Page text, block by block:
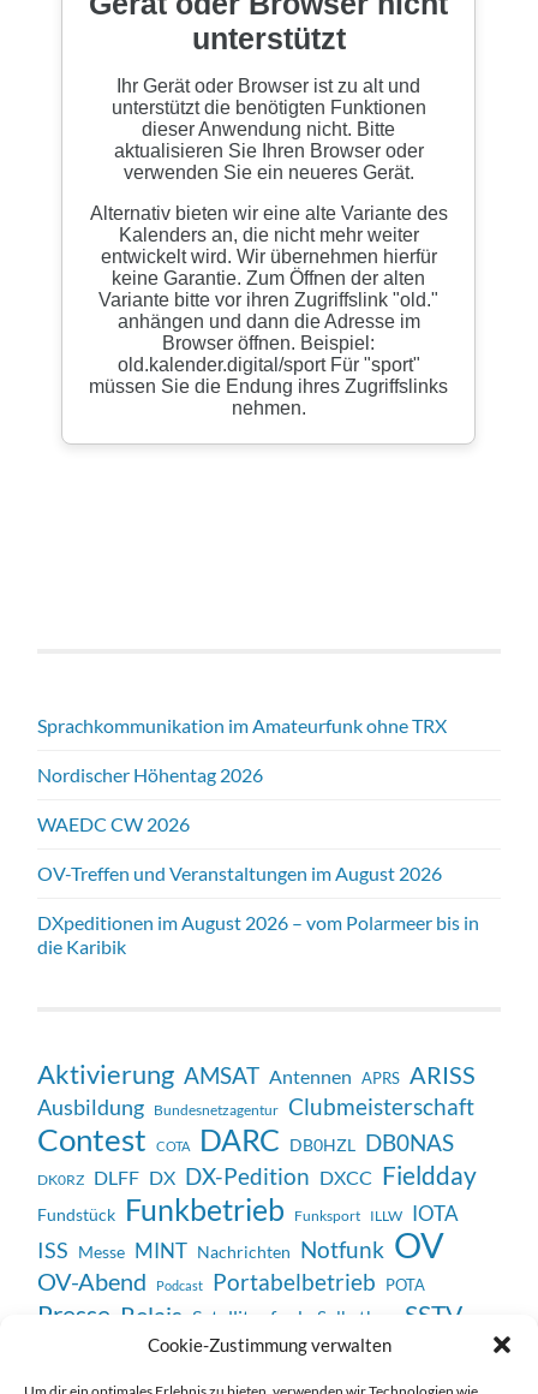
Cookie-Zustimmung verwalten
Sprachkommunikation im Amateurfunk ohne TRX
Nordischer Höhentag 2026
WAEDC CW 2026
OV-Treffen und Veranstaltungen im August 2026
DXpeditionen im August 2026 – vom Polarmeer bis in
die Karibik
Aktivierung AMSAT Antennen APRS ARISS
Ausbildung Bundesnetzagentur Clubmeisterschaft
Contest COTA DARC DB0HZL DB0NAS
DK0RZ DLFF DX DX-Pedition DXCC Fieldday
Fundstück Funkbetrieb Funksport ILLW IOTA
ISS Messe MINT Nachrichten Notfunk OV
OV-Abend Podcast Portabelbetrieb POTA
Presse Relais Satellitenfunk Selbstbau SSTV
Unterhaltung Veranstaltung